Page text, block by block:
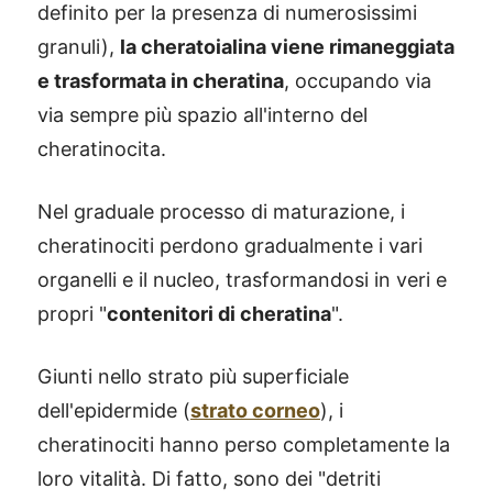
definito per la presenza di numerosissimi
granuli), la cheratoialina viene rimaneggiata
e trasformata in cheratina, occupando via
via sempre più spazio all'interno del
cheratinocita.
Nel graduale processo di maturazione, i
cheratinociti perdono gradualmente i vari
organelli e il nucleo, trasformandosi in veri e
propri "contenitori di cheratina".
Giunti nello strato più superficiale
dell'epidermide (strato corneo), i
cheratinociti hanno perso completamente la
loro vitalità. Di fatto, sono dei "detriti